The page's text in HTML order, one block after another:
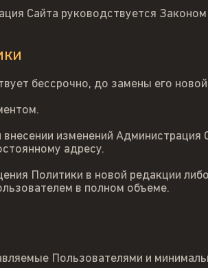
Сайта руководствуется
бессрочно, до замены его
изменений Администрация
адресу.
Политики в новой редакции
в полном объеме.
Пользователями и